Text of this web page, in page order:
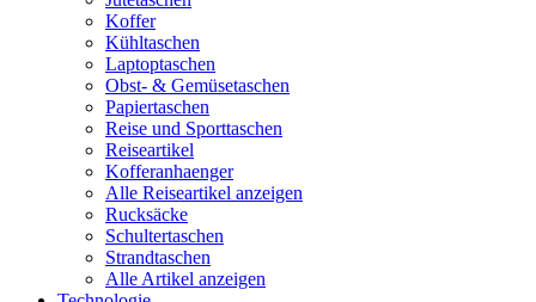
Koffer
Kühltaschen
Laptoptaschen
Obst- & Gemüsetaschen
Papiertaschen
Reise und Sporttaschen
Reiseartikel
Kofferanhaenger
Alle Reiseartikel anzeigen
Rucksäcke
Schultertaschen
Strandtaschen
Alle Artikel anzeigen